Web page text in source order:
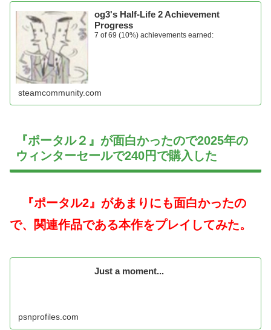
og3's Half-Life 2 Achievement
Progress
7 of 69 (10%) achievements earned:
steamcommunity.com
『ポータル２』が面白かったので2025年の
ウィンターセールで240円で購入した
『ポータル2』があまりにも面白かったの
で、関連作品である本作をプレイしてみた。
Just a moment...
psnprofiles.com